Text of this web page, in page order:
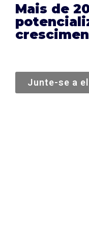
Mais de
Junte-se a